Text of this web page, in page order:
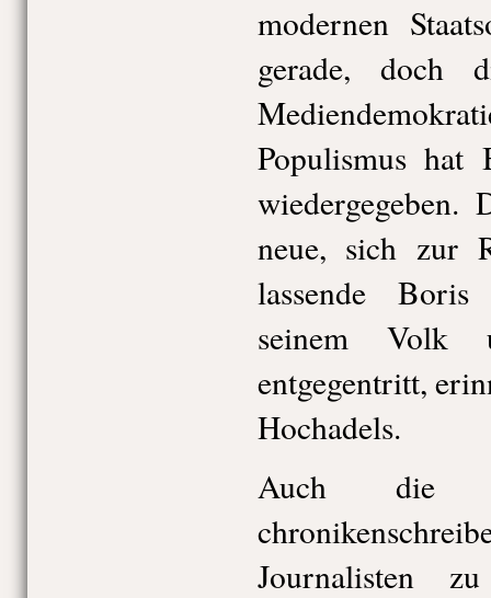
modernen
gerade, doch
Populismus
wiedergegeben.
neue, sich zur
lassende
seinem Volk
entgegentritt,
Hochadels.
Auch die
Journalisten